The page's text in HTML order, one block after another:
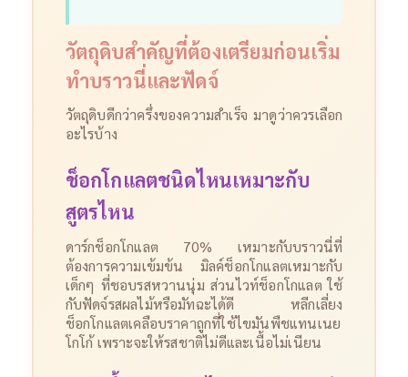
วัตถุดิบสำคัญที่ต้องเตรียมก่อนเริ่ม
ทำบราวนี่และฟัดจ์
วัตถุดิบดีกว่าครึ่งของความสำเร็จ มาดูว่าควรเลือก
อะไรบ้าง
ช็อกโกแลตชนิดไหนเหมาะกับ
สูตรไหน
ดาร์กช็อกโกแลต 70% เหมาะกับบราวนี่ที่
ต้องการความเข้มข้น มิลค์ช็อกโกแลตเหมาะกับ
เด็กๆ ที่ชอบรสหวานนุ่ม ส่วนไวท์ช็อกโกแลต ใช้
กับฟัดจ์รสผลไม้หรือมัทฉะได้ดีหลีกเลี่ยง
ช็อกโกแลตเคลือบราคาถูกที่ใช้ไขมันพืชแทนเนย
โกโก้ เพราะจะให้รสชาติไม่ดีและเนื้อไม่เนียน